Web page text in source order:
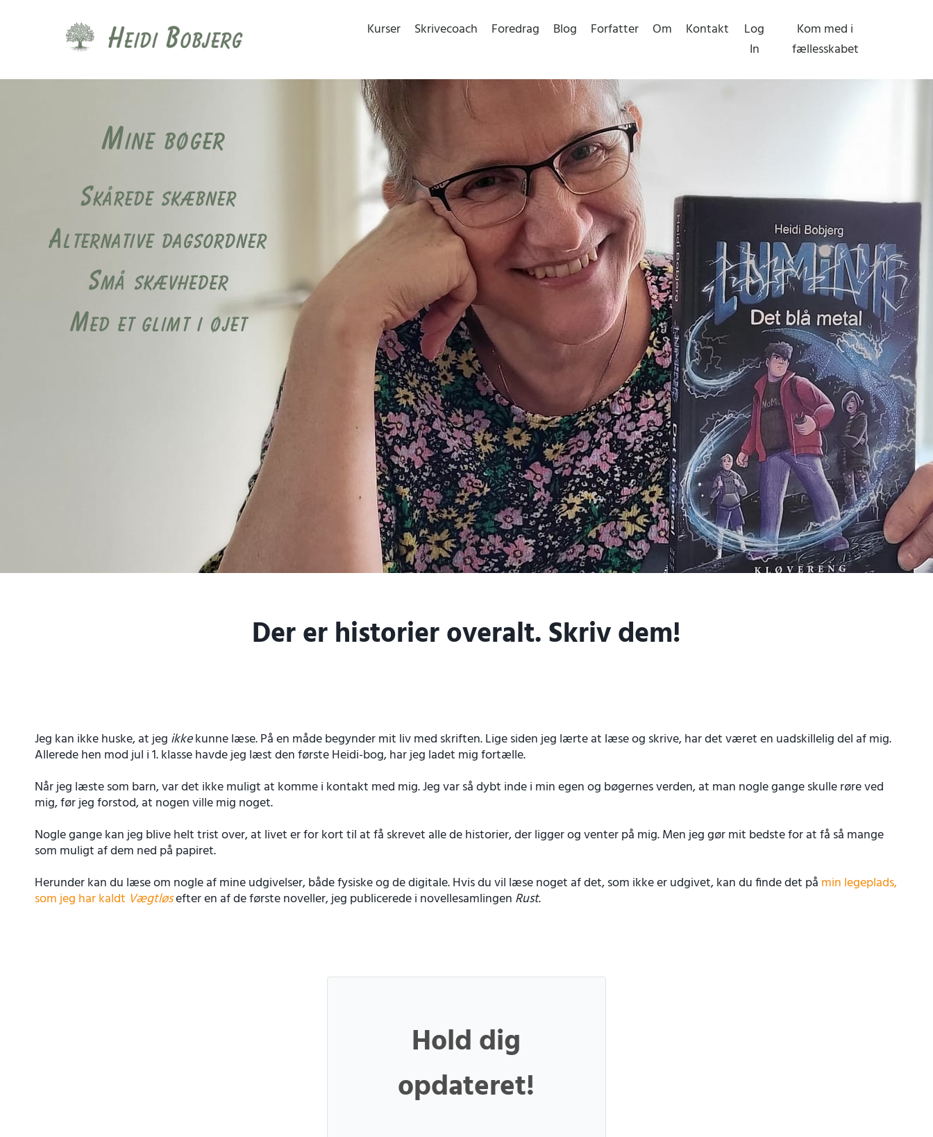
Kurser Skrivecoach Foredrag Blog Forfatter Om Kontakt
Log
In
Kom med i
fællesskabet
Der er historier overalt. Skriv dem!
Jeg kan ikke huske, at jeg ikkekunne læse. På en måde begynder mit liv med skriften. Lige siden jeg lærte at læse og skrive, har det været en uadskillelig del af mig.
Allerede hen mod jul i 1. klasse havde jeg læst den første Heidi-bog, har jeg ladet mig fortælle.
Når jeg læste som barn, var det ikke muligt at komme i kontakt med mig. Jeg var så dybt inde i min egen og bøgernes verden, at man nogle gange skulle røre ved
mig, før jeg forstod, at nogen ville mig noget.
Nogle gange kan jeg blive helt trist over, at livet er for kort til at få skrevet alle de historier, der ligger og venter på mig. Men jeg gør mit bedste for at få så mange
som muligt af dem ned på papiret.
Herunder kan du læse om nogle af mine udgivelser, både fysiske og de digitale. Hvis du vil læse noget af det, som ikke er udgivet, kan du finde det på min legeplads,
som jeg har kaldt Vægtløsefter en af de første noveller, jeg publicerede i novellesamlingen Rust.
Hold dig
opdateret!